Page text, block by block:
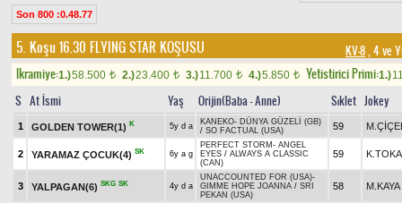
Son 800 :0.48.77
5. Koşu 16.30 FLYING STAR KOŞUSU KV-8, 4 ve
Ikramiye:1.)58.500 t 2.)23.400 t 3.)11.700 t 4.)5.850 t Yetistirici Primi:1.)
S At İsmi Yaş Orijin(Baba - Anne) Sıklet Jokey
1 GOLDEN TOWER(1) K 5y d a KANEKO- DÜNYA GÜZELİ (GB)
/ SO FACTUAL (USA) 59
2 YARAMAZ ÇOCUK(4) SK 6y a g
PERFECT STORM - ANGEL
EYES / ALWAYS A CLASSIC
(CAN)
59
3 YALPAGAN(6) SKG SK 4y d a
UNACCOUNTED FOR (USA)-
GIMME HOPE JOANNA / SRI
PEKAN (USA)
58 M.KAYA